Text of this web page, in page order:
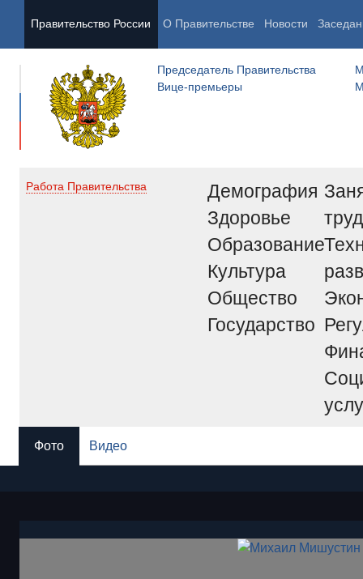
Правительство России О Правительстве Новости
Председатель Правительства
Вице-премьеры
Работа Правительства
Демография
Здоровье
Образование
Культура
Общество
Государство
труд
Фото Видео